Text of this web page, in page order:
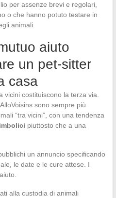
per assenze brevi e regolari,
o che hanno potuto testare in
animali.
aiuto
un pet-sitter
casa
vicini costituiscono la terza via.
sono sempre più
“tra vicini”, con una tendenza
piuttosto che a una
un annuncio specificando
le date e le cure attese. I
alla custodia di animali